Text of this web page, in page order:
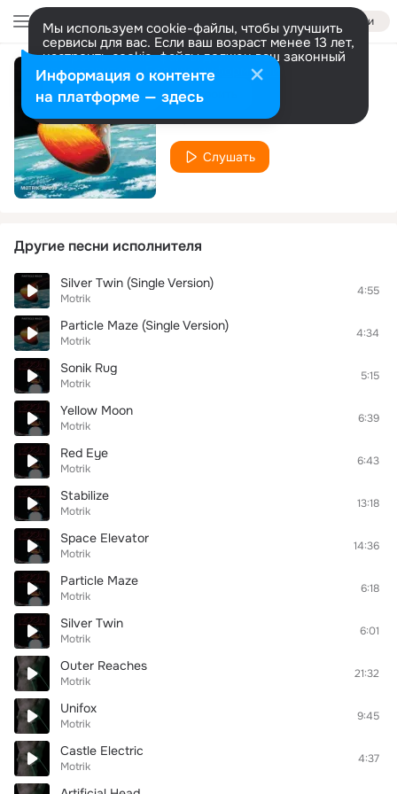
Войти
Мы используем cookie-файлы, чтобы улучшить
сервисы для вас. Если ваш возраст менее 13 лет,
настроить cookie-файлы должен ваш законный
представитель. Больше информации
Разрешить все Настроить
Streamline
Motrik
Слушать
Другие песни исполнителя
Silver Twin (Single Version)
Motrik
4:55
Particle Maze (Single Version)
Motrik
4:34
Sonik Rug
Motrik
5:15
Yellow Moon
Motrik
6:39
Red Eye
Motrik
6:43
Stabilize
Motrik
13:18
Space Elevator
Motrik
14:36
Particle Maze
Motrik
6:18
Silver Twin
Motrik
6:01
Outer Reaches
Motrik
21:32
Unifox
Motrik
9:45
Castle Electric
Motrik
4:37
Информация о контенте
на платформе — здесь